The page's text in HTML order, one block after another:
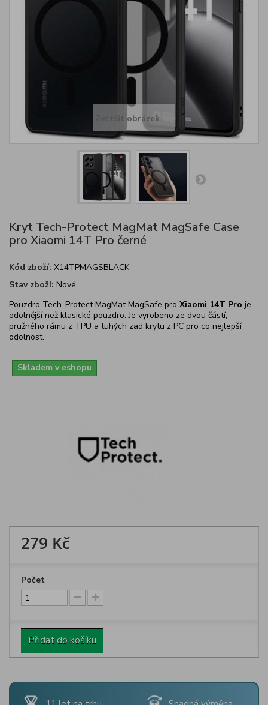
Zvětšit obrázek
Kryt Tech-Protect MagMat MagSafe Case
pro Xiaomi 14T Pro černé
Kód zboží: X14TPMAGSBLACK
Stav zboží: Nové
Pouzdro Tech-Protect MagMat MagSafe pro Xiaomi 14T Pro je
odolnější než klasické pouzdro. Je vyrobeno ze dvou částí,
pružného rámu z TPU a tuhých zad krytu z PC pro co nejlepší
odolnost.
Skladem v eshopu
279 Kč
Počet
Přidat do košíku